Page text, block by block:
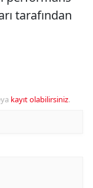
tarafından
kayıt olabilirsiniz.